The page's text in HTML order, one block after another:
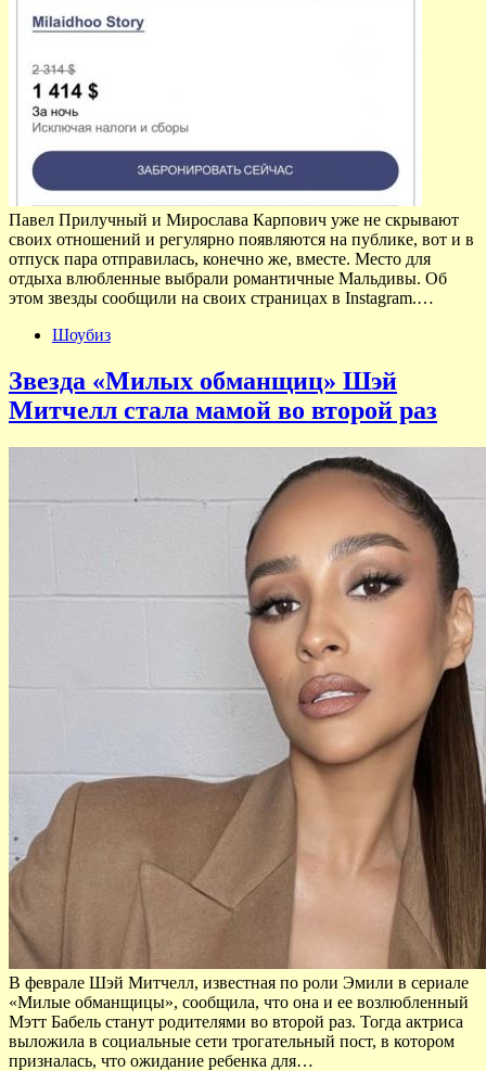
Павел Прилучный и Мирослава Карпович уже не скрывают
своих отношений и регулярно появляются на публике, вот и в
отпуск пара отправилась, конечно же, вместе. Место для
отдыха влюбленные выбрали романтичные Мальдивы. Об
этом звезды сообщили на своих страницах в Instagram.…
Шоубиз
Звезда «Милых обманщиц» Шэй
Митчелл стала мамой во второй раз
В феврале Шэй Митчелл, известная по роли Эмили в сериале
«Милые обманщицы», сообщила, что она и ее возлюбленный
Мэтт Бабель станут родителями во второй раз. Тогда актриса
выложила в социальные сети трогательный пост, в котором
призналась, что ожидание ребенка для…